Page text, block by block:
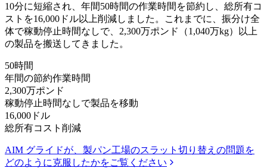
10分に短縮され、年間50時間の作業時間を節約し、総所有コ
ストを16,000ドル以上削減しました。これまでに、振分け全
体で稼動停止時間なしで、2,300万ポンド（1,040万kg）以上
の製品を搬送してきました。
50時間
年間の節約作業時間
2,300万ポンド
稼動停止時間なしで製品を移動
16,000ドル
総所有コスト削減
AIM グライドが、製パン工場のスラット切り替えの問題を
どのように克服したかをご覧ください